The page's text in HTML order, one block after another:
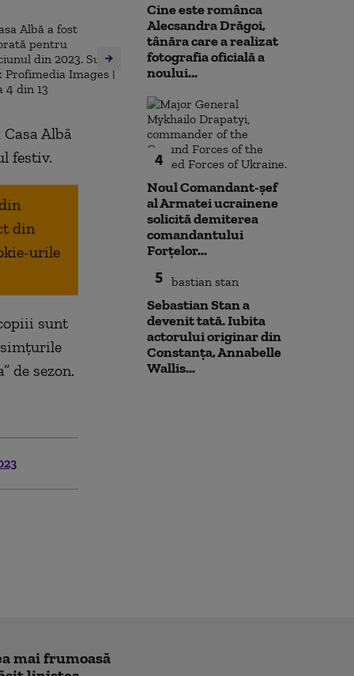
Albă
festiv.
din
urile
sunt
de sezon.
Cine este românca
Alecsandra Drăgoi,
tânăra care a realizat
fotografia oficială a
noului...
4
Noul Comandant-șef
al Armatei ucrainene
solicită demiterea
comandantului
Forțelor...
5
Sebastian Stan a
devenit tată. Iubita
actorului originar din
Constanța, Annabelle
Wallis...
mai frumoasă